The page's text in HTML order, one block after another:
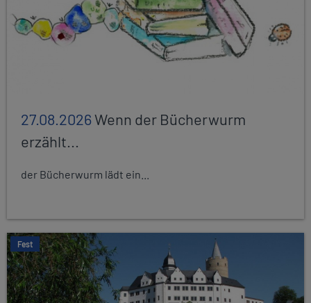
27.08.2026Wenn der Bücherwurm
erzählt...
der Bücherwurm lädt ein...
Fest